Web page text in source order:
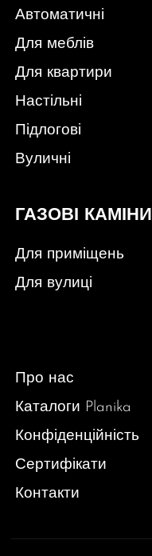
Автоматичні
Для меблів
Для квартири
Настільні
Підлогові
Вуличні
ГАЗОВІ КАМІНИ
Для приміщень
Для вулиці
Про нас
Каталоги Planika
Конфіденційність
Сертифікати
Контакти